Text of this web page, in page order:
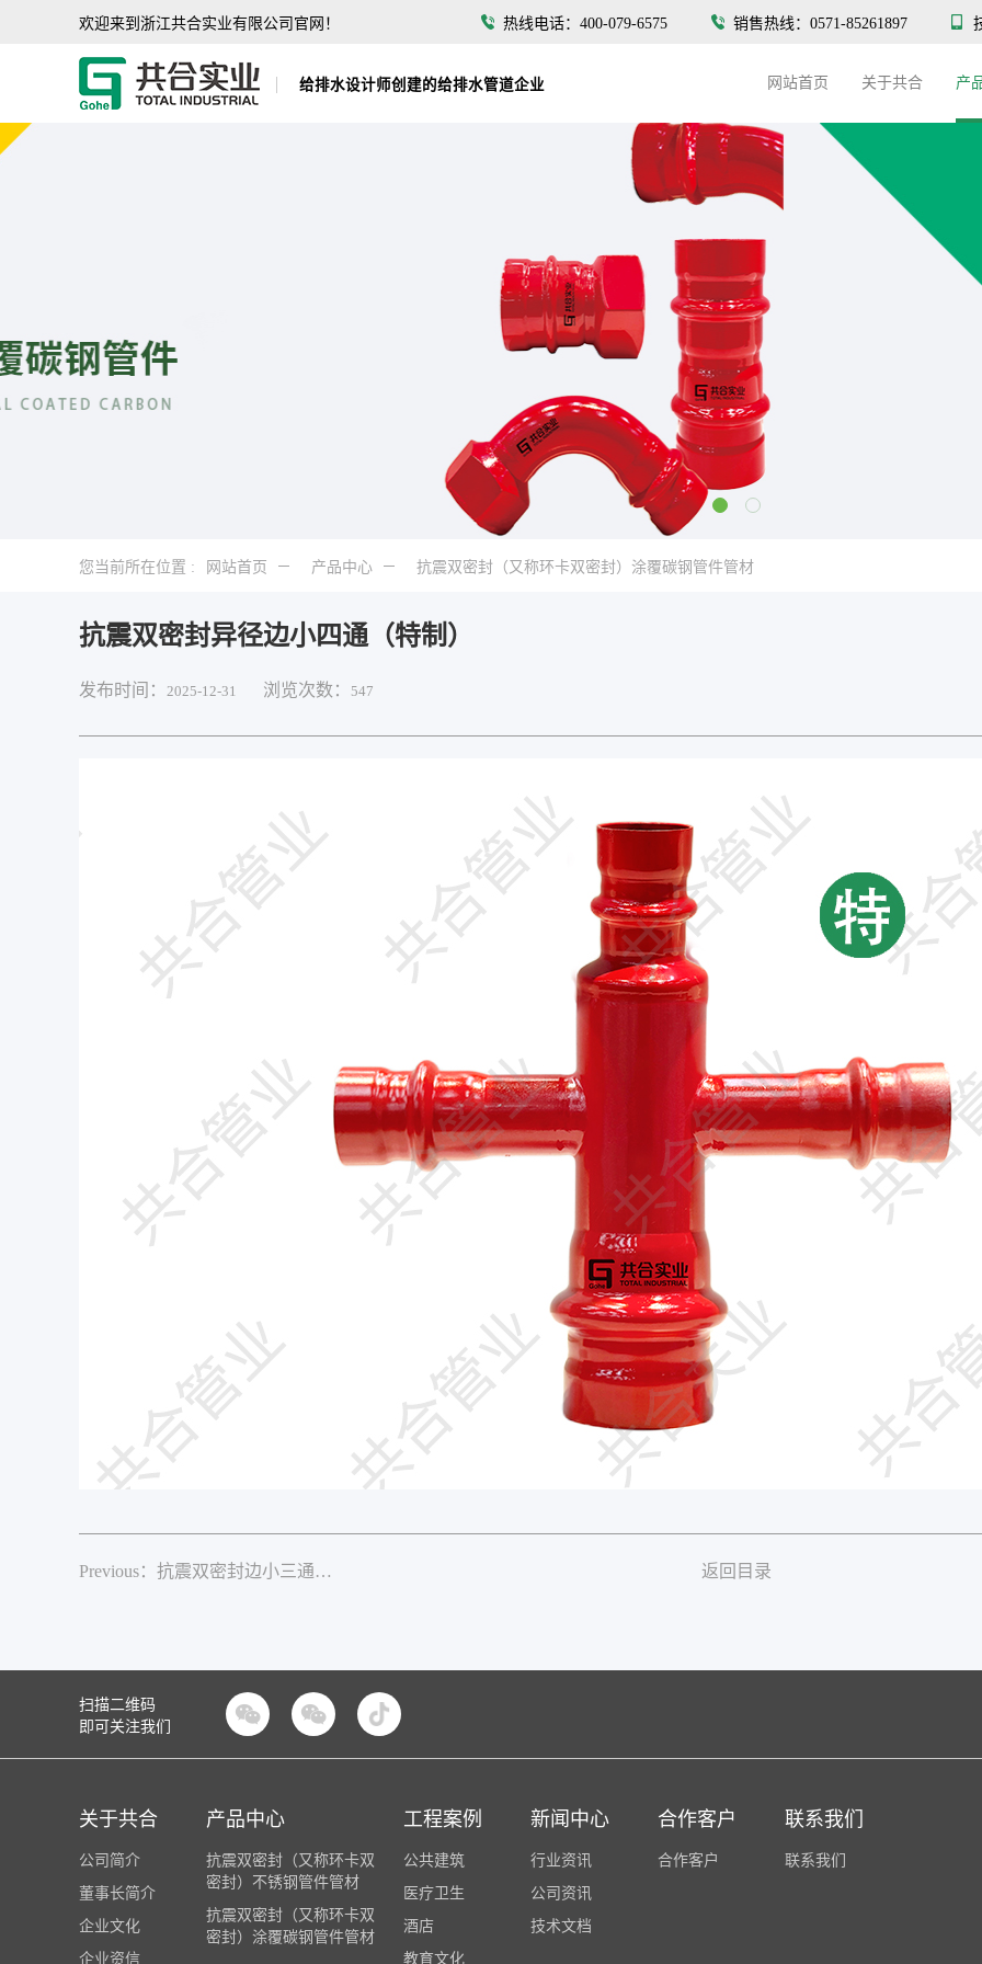
欢迎来到浙江共合实业有限公司官网！ 热线电话：400-079-6575 销售热线：0571-85261897
给排水设计师创建的给排水管道企业 网站首页 关于共合 产
您当前所在位置 : 网站首页 产品中心 抗震双密封（又称环卡双密封）涂覆碳钢管件管材
抗震双密封异径边小四通（特制）
发布时间： 2025-12-31 浏览次数： 547
Previous：抗震双密封边小三通（特制） 返回目录
扫描二维码
即可关注我们
 
关于共合
公司简介
董事长简介
企业文化
企业资信
产品中心
抗震双密封（又称环卡双
密封）不锈钢管件管材
抗震双密封（又称环卡双
密封）涂覆碳钢管件管材
工程案例
公共建筑
医疗卫生
酒店
教育文化
新闻中心
行业资讯
公司资讯
技术文档
合作客户
合作客户
联系我们
联系我们